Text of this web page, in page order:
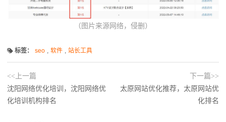
（图片来源网络，侵删）
标签： seo 软件 站长工具
<<上一篇
沈阳网络优化培训，沈阳网络优
化培训机构排名
下一篇>>
太原网站优化推荐，太原网站优
化排名